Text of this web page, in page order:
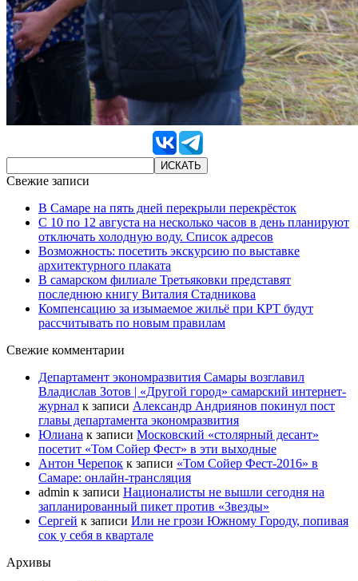
Свежие записи
В Самаре на пять дней перекрыли перекрёсток
С 10 по 12 августа на несколько часов в день планируют
отключать холодную воду. Список адресов
Возможность: посетить экскурсию по выставке
архитектурного плаката
В самарском филиале Третьяковки представят
последнюю книгу Виталия Стадникова
Компенсацию за изымаемое жильё при КРТ будут
рассчитывать по новым правилам
Свежие комментарии
Департамент экономразвития Самары возглавил
Владислав Зотов | «Другой город» самарский интернет-
журнал к записи Александр Андриянов покинул пост
главы департамента экономразвития
Юлиана к записи Московский «столярный десант»
посетит «Том Сойер Фест» в эти выходные
Антон Черепок к записи «Том Сойер Фест-2016» в
Самаре: онлайн-трансляция
admin к записи Националисты не вышли сегодня на
запланированный пикет против «Звезды»
Сергей к записи Или не грози Южному Городу, попивая
сок у себя в квартале
Архивы